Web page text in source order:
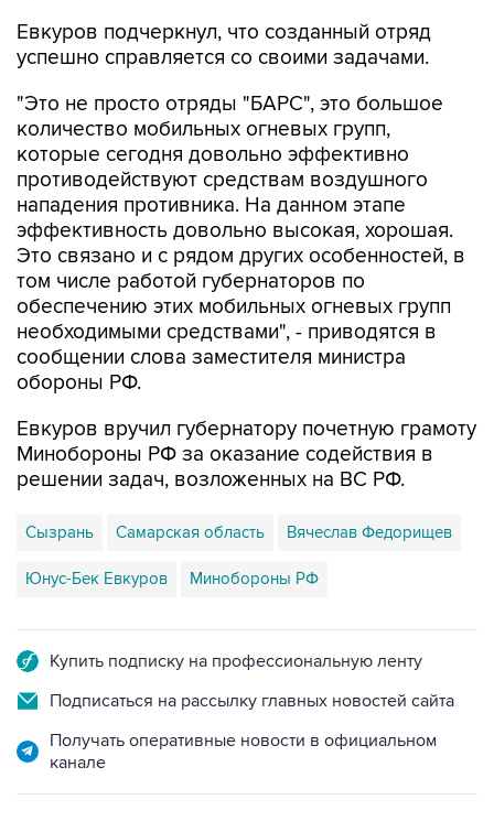
Евкуров подчеркнул, что созданный отряд
успешно справляется со своими задачами.
"Это не просто отряды "БАРС", это большое
количество мобильных огневых групп,
которые сегодня довольно эффективно
противодействуют средствам воздушного
нападения противника. На данном этапе
эффективность довольно высокая, хорошая.
Это связано и с рядом других особенностей, в
том числе работой губернаторов по
обеспечению этих мобильных огневых групп
необходимыми средствами", - приводятся в
сообщении слова заместителя министра
обороны РФ.
Евкуров вручил губернатору почетную грамоту
Минобороны РФ за оказание содействия в
решении задач, возложенных на ВС РФ.
Сызрань Самарская область Вячеслав Федорищев
Юнус-Бек Евкуров Минобороны РФ
Купить подписку на профессиональную ленту
Подписаться на рассылку главных новостей сайта
Получать оперативные новости в официальном
канале